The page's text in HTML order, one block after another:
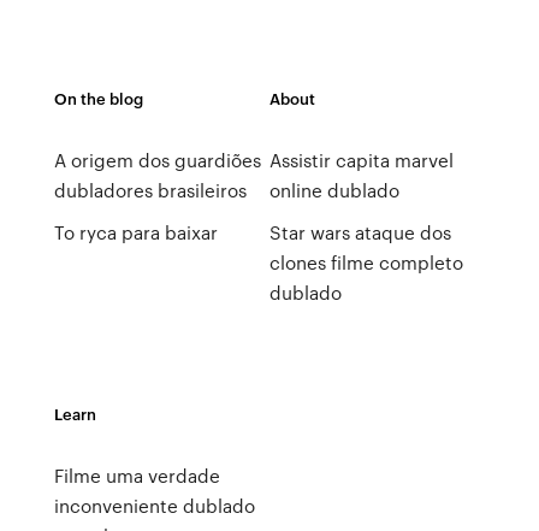
On the blog
A origem dos guardiões
dubladores brasileiros
To ryca para baixar
About
Assistir capita marvel
online dublado
Star wars ataque dos
clones filme completo
dublado
Learn
Filme uma verdade
inconveniente dublado